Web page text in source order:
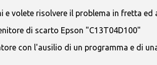
e volete risolvere il problema in fretta
di scarto Epson "C13T04D100"
con l'ausilio di un programma e di